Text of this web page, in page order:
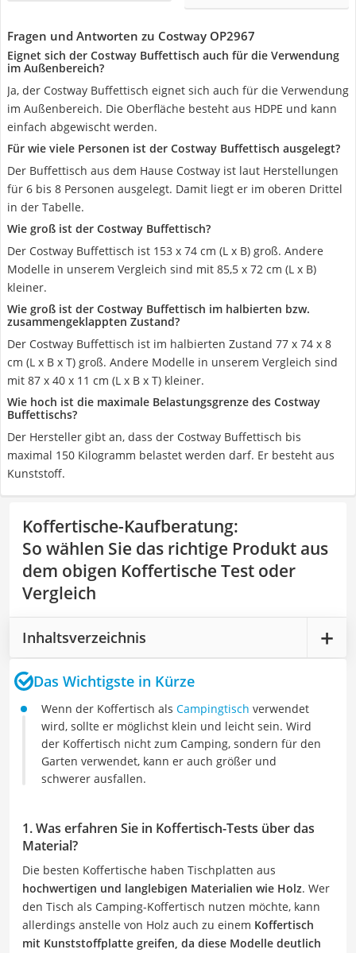
Fragen und Antworten zu Costway OP2967
Eignet sich der Costway Buffettisch auch für die Verwendung
im Außenbereich?
Ja, der Costway Buffettisch eignet sich auch für die Verwendung
im Außenbereich. Die Oberfläche besteht aus HDPE und kann
einfach abgewischt werden.
Für wie viele Personen ist der Costway Buffettisch ausgelegt?
Der Buffettisch aus dem Hause Costway ist laut Herstellungen
für 6 bis 8 Personen ausgelegt. Damit liegt er im oberen Drittel
in der Tabelle.
Wie groß ist der Costway Buffettisch?
Der Costway Buffettisch ist 153 x 74 cm (L x B) groß. Andere
Modelle in unserem Vergleich sind mit 85,5 x 72 cm (L x B)
kleiner.
Wie groß ist der Costway Buffettisch im halbierten bzw.
zusammengeklappten Zustand?
Der Costway Buffettisch ist im halbierten Zustand 77 x 74 x 8
cm (L x B x T) groß. Andere Modelle in unserem Vergleich sind
mit 87 x 40 x 11 cm (L x B x T) kleiner.
Wie hoch ist die maximale Belastungsgrenze des Costway
Buffettischs?
Der Hersteller gibt an, dass der Costway Buffettisch bis
maximal 150 Kilogramm belastet werden darf. Er besteht aus
Kunststoff.
Koffertische-Kaufberatung:
So wählen Sie das richtige Produkt aus
dem obigen Koffertische Test oder
Vergleich
Inhaltsverzeichnis
Das Wichtigste in Kürze
Wenn der Koffertisch als Campingtisch verwendet
wird, sollte er möglichst klein und leicht sein. Wird
der Koffertisch nicht zum Camping, sondern für den
Garten verwendet, kann er auch größer und
schwerer ausfallen.
1. Was erfahren Sie in Koffertisch-Tests über das
Material?
Die besten Koffertische haben Tischplatten aus
hochwertigen und langlebigen Materialien wie Holz. Wer
den Tisch als Camping-Koffertisch nutzen möchte, kann
allerdings anstelle von Holz auch zu einem Koffertisch
mit Kunststoffplatte greifen, da diese Modelle deutlich